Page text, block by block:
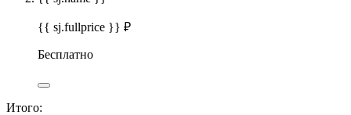
{{ sj.fullprice }} ₽
Бесплатно
Итого: